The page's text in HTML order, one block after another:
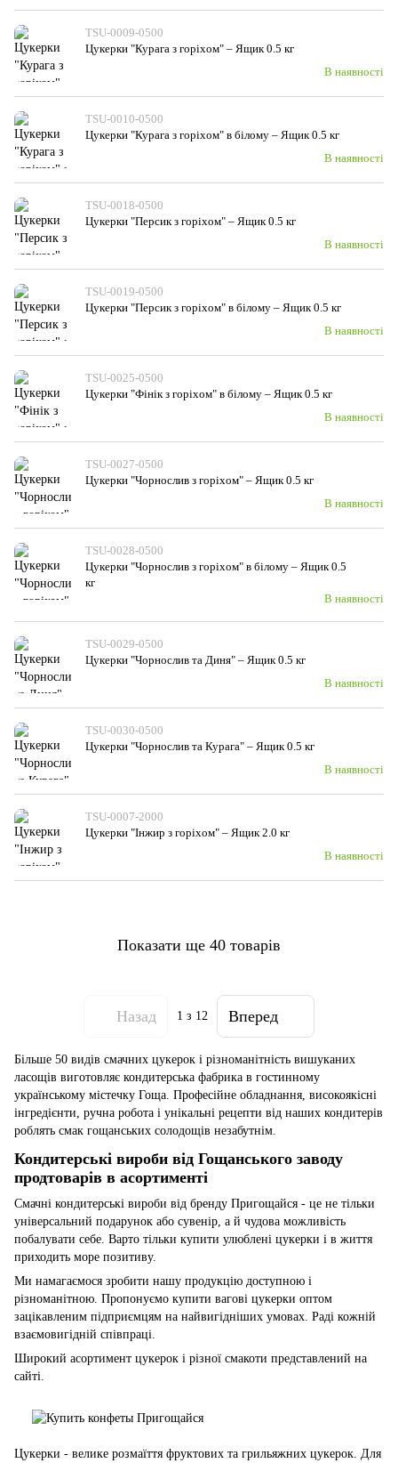
TSU-0009-0500
Цукерки "Курага з горiхом" – Ящик 0.5 кг
В наявності
TSU-0010-0500
Цукерки "Курага з горiхом" в білому – Ящик 0.5 кг
В наявності
TSU-0018-0500
Цукерки "Персик з горіхом" – Ящик 0.5 кг
В наявності
TSU-0019-0500
Цукерки "Персик з горіхом" в білому – Ящик 0.5 кг
В наявності
TSU-0025-0500
Цукерки "Фінік з горiхом" в білому – Ящик 0.5 кг
В наявності
TSU-0027-0500
Цукерки "Чорнослив з горiхом" – Ящик 0.5 кг
В наявності
TSU-0028-0500
Цукерки "Чорнослив з горiхом" в білому – Ящик 0.5
кг
В наявності
TSU-0029-0500
Цукерки "Чорнослив та Диня" – Ящик 0.5 кг
В наявності
TSU-0030-0500
Цукерки "Чорнослив та Курага" – Ящик 0.5 кг
В наявності
TSU-0007-2000
Цукерки "Інжир з горіхом" – Ящик 2.0 кг
В наявності
Показати ще 40 товарів
Назад 1 з 12 Вперед
Більше 50 видів смачних цукерок і різноманітність вишуканих
ласощів виготовляє кондитерська фабрика в гостинному
українському містечку Гоща. Професійне обладнання, високоякісні
інгредієнти, ручна робота і унікальні рецепти від наших кондитерів
роблять смак гощанських солодощів незабутнім.
Кондитерські вироби від Гощанського заводу
продтоварів в асортименті
Смачні кондитерські вироби від бренду Пригощайся - це не тільки
універсальний подарунок або сувенір, а й чудова можливість
побалувати себе. Варто тільки купити улюблені цукерки і в життя
приходить море позитиву.
Ми намагаємося зробити нашу продукцію доступною і
різноманітною. Пропонуємо купити вагові цукерки оптом
зацікавленим підприємцям на найвигідніших умовах. Раді кожній
взаємовигідній співпраці.
Широкий асортимент цукерок і різної смакоти представлений на
сайті.
Цукерки - велике розмаїття фруктових та грильяжних цукерок. Для